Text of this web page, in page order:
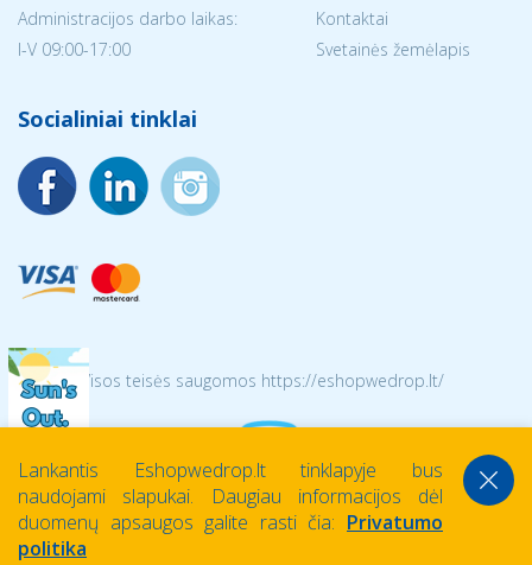
Administracijos darbo laikas:
I-V 09:00-17:00
Kontaktai
Svetainės žemėlapis
Socialiniai tinklai
© 2026 Visos teisės saugomos https://eshopwedrop.lt/
Lankantis Eshopwedrop.lt tinklapyje bus
naudojami slapukai. Daugiau informacijos dėl
duomenų apsaugos galite rasti čia: Privatumo
politika